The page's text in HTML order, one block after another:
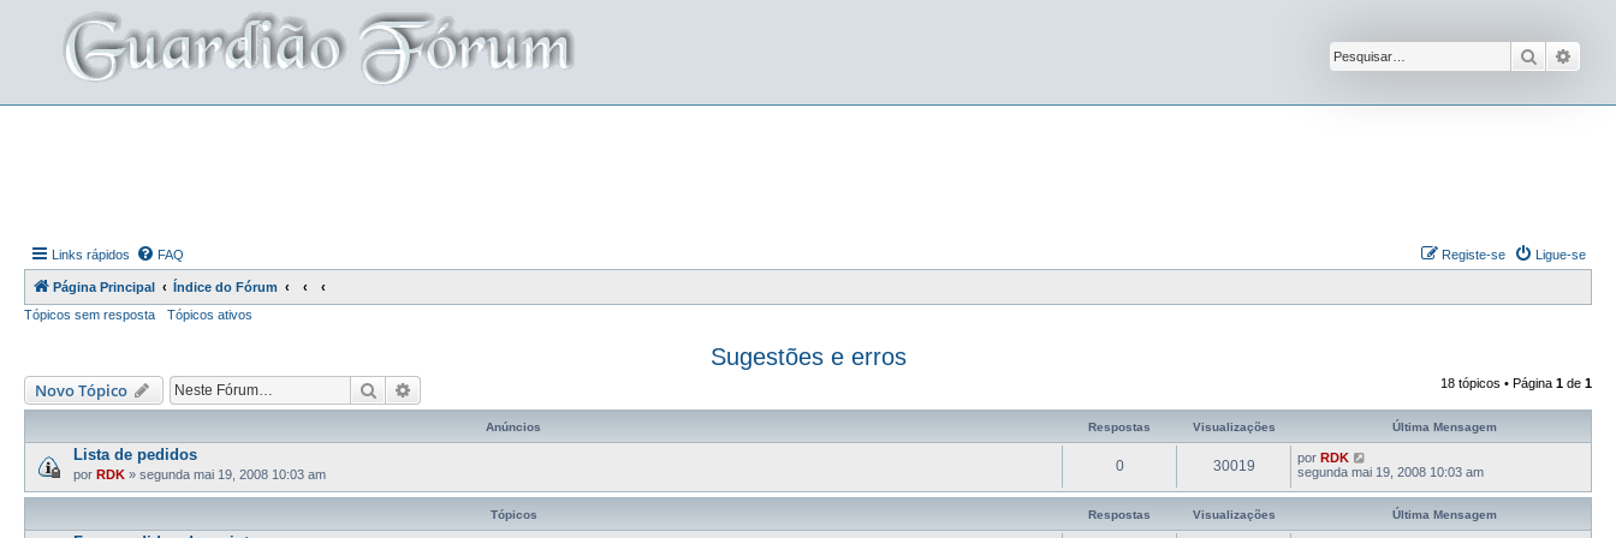
Pesquisar
Links rápidos FAQ Ligue-se
Registe-se
Página Principal
Índice do Fórum
Tópicos sem resposta
Tópicos ativos
Sugestões e erros
Novo Tópico Pesquisar 18 tópicos • Página 1 de 1
Anúncios Respostas Visualizações Última Mensagem
Lista de pedidos
por RDK » segunda mai 19, 2008 10:03 am
0 30019 por RDK
segunda mai 19, 2008 10:03 am
Tópicos Respostas Visualizações Última Mensagem